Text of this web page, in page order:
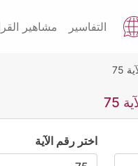
التفاسير مشاهير
75
75
اختر رقم الآية